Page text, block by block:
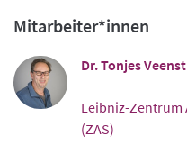
Mitarbeiter*innen
Dr. Tonjes
Leibniz-Zentrum
(ZAS)